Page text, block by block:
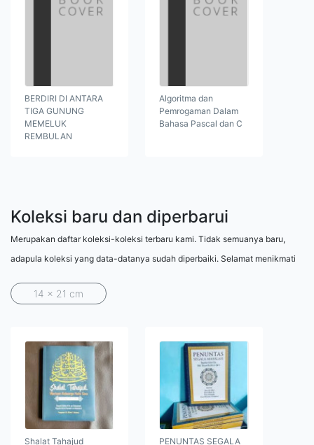
BERDIRI DI ANTARA
TIGA GUNUNG
MEMELUK
REMBULAN
Algoritma dan
Pemrogaman Dalam
Bahasa Pascal dan C
Koleksi baru dan diperbarui
Merupakan daftar koleksi-koleksi terbaru kami. Tidak semuanya baru,
adapula koleksi yang data-datanya sudah diperbaiki. Selamat menikmati
14 x 21 cm
Shalat Tahajud PENUNTAS SEGALA